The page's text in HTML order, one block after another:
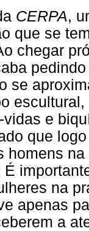
CERPA,
que se
chegar
se
e
que
homens
na
apenas
a